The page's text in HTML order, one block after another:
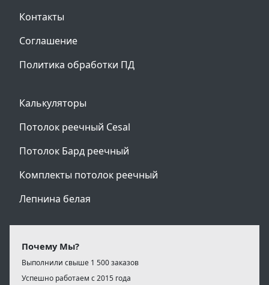
Контакты
Соглашение
Политика обработки ПД
Калькуляторы
Потолок реечный Cesal
Потолок Бард реечный
Комплекты потолок реечный
Лепнина белая
Почему Мы?
Выполнили свыше 1 500 заказов
Успешно работаем с 2015 года